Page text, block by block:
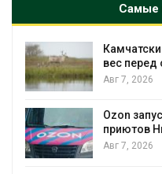
Самые
вес перед
Авг 7, 2026
Ozon
приютов
Авг 7, 2026